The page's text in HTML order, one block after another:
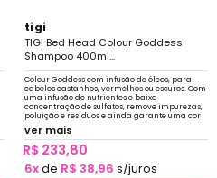
tigi
TIGI Bed Head Colour Goddess
Shampoo 400ml...
Colour Goddess com infusão de óleos, para
cabelos castanhos, vermelhos ou escuros. Com
uma infusão de nutrientes e baixa
concentração de sulfatos, remove impurezas,
poluição e resíduos e ainda garante uma cor
brilhante e vibrante.
ver mais
R$ 233,80
6xde R$ 38,96 s/juros